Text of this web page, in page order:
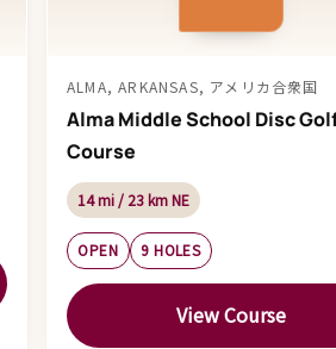
ALMA, ARKANSAS, アメリカ合衆国
Alma Middle School Disc
Course
14 mi / 23 km NE
OPEN 9 HOLES
View Course